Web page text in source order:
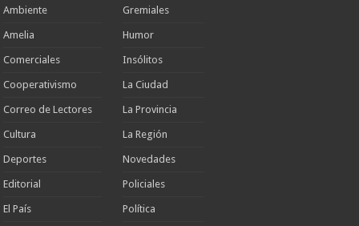
Ambiente
Amelia
Comerciales
Cooperativismo
Correo de Lectores
Cultura
Deportes
Editorial
El País
Gremiales
Humor
Insólitos
La Ciudad
La Provincia
La Región
Novedades
Policiales
Política